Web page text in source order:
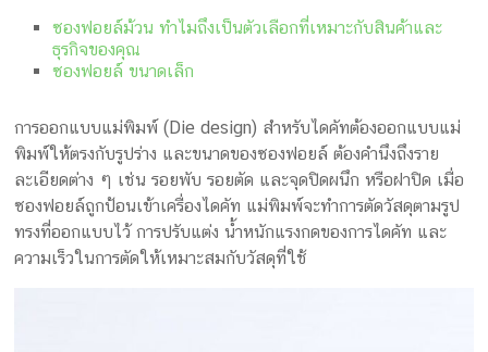
ทำ
กล่อง
อาหาร
เสริม
โรงงาน
ผลิต
ซองฟอยล์ม้วน ทำไมถึงเป็นตัวเลือกที่เหมาะกับสินค้าและ
ธุรกิจของคุณ
ซองฟอยล์ ขนาดเล็ก
การออกแบบแม่พิมพ์ (Die design) สำหรับไดคัทต้องออกแบบแม่
พิมพ์ให้ตรงกับรูปร่าง และขนาดของซองฟอยล์ ต้องคำนึงถึงราย
ละเอียดต่าง ๆ เช่น รอยพับ รอยตัด และจุดปิดผนึก หรือฝาปิด เมื่อ
ซองฟอยล์ถูกป้อนเข้าเครื่องไดคัท แม่พิมพ์จะทำการตัดวัสดุตามรูป
ทรงที่ออกแบบไว้ การปรับแต่ง น้ำหนักแรงกดของการไดคัท และ
ความเร็วในการตัดให้เหมาะสมกับวัสดุที่ใช้